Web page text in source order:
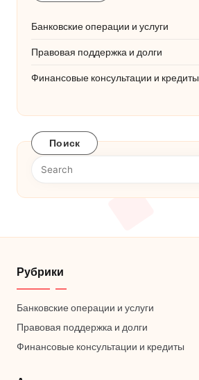
Банковские операции и услуги
Правовая поддержка и долги
Финансовые консультации и кредиты
Поиск
Рубрики
Банковские операции и услуги
Правовая поддержка и долги
Финансовые консультации и кредиты